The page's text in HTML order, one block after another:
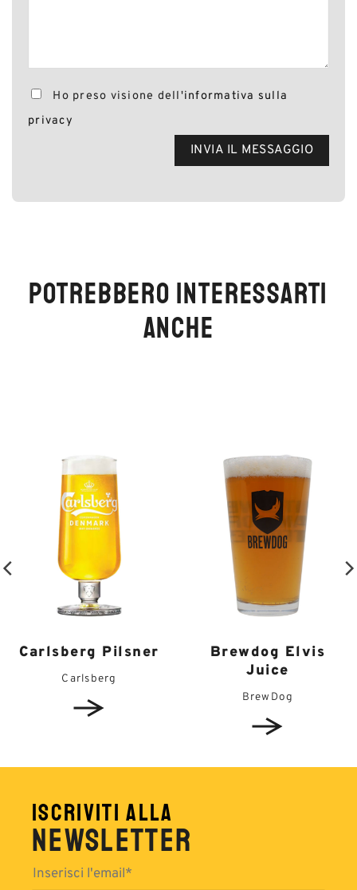
Ho preso visione dell'informativa sulla
privacy
POTREBBERO INTERESSARTI
ANCHE
Carlsberg Pilsner
Carlsberg
Brewdog Elvis
Juice
BrewDog
ISCRIVITI ALLA
NEWSLETTER